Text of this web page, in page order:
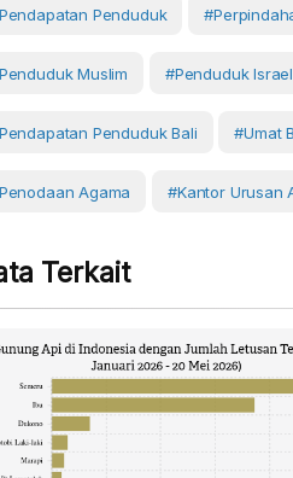
Penduduk
Muslim #penduduk Israel
Penduduk Bali #umat
Agama #kantor Urusan
Terkait